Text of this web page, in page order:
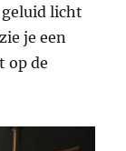
geluid licht
je een
op de